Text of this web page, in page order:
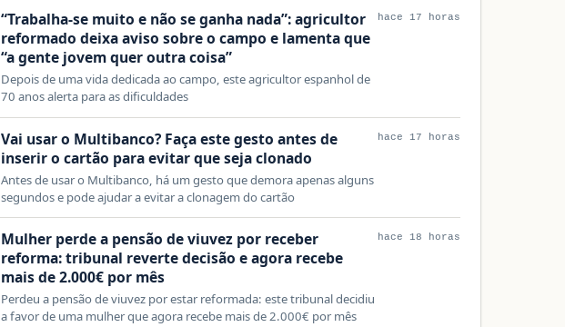
“Trabalha-se muito e não se ganha nada”: agricultor
reformado deixa aviso sobre o campo e lamenta que
“a gente jovem quer outra coisa”
Depois de uma vida dedicada ao campo, este agricultor espanhol de
70 anos alerta para as dificuldades
hace 17 horas
Vai usar o Multibanco? Faça este gesto antes de
inserir o cartão para evitar que seja clonado
Antes de usar o Multibanco, há um gesto que demora apenas alguns
segundos e pode ajudar a evitar a clonagem do cartão
hace 17 horas
Mulher perde a pensão de viuvez por receber
reforma: tribunal reverte decisão e agora recebe
mais de 2.000€ por mês
Perdeu a pensão de viuvez por estar reformada: este tribunal decidiu
a favor de uma mulher que agora recebe mais de 2.000€ por mês
hace 18 horas